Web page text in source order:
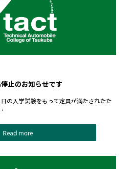
止のお知らせです
の入学試験をもって定員が満たされたた
Read more